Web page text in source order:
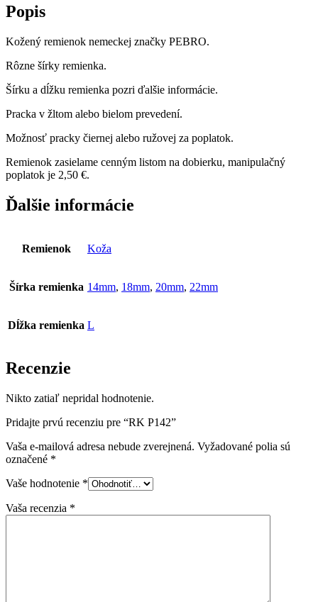
Popis
Kožený remienok nemeckej značky PEBRO.
Rôzne šírky remienka.
Šírku a dĺžku remienka pozri ďalšie informácie.
Pracka v žltom alebo bielom prevedení.
Možnosť pracky čiernej alebo ružovej za poplatok.
Remienok zasielame cenným listom na dobierku, manipulačný
poplatok je 2,50 €.
Ďalšie informácie
Remienok Koža
Šírka remienka 14mm, 18mm, 20mm, 22mm
Dĺžka remienka L
Recenzie
Nikto zatiaľ nepridal hodnotenie.
Pridajte prvú recenziu pre “RK P142”
Vaša e-mailová adresa nebude zverejnená. Vyžadované polia sú
označené *
Vaše hodnotenie *
Vaša recenzia *